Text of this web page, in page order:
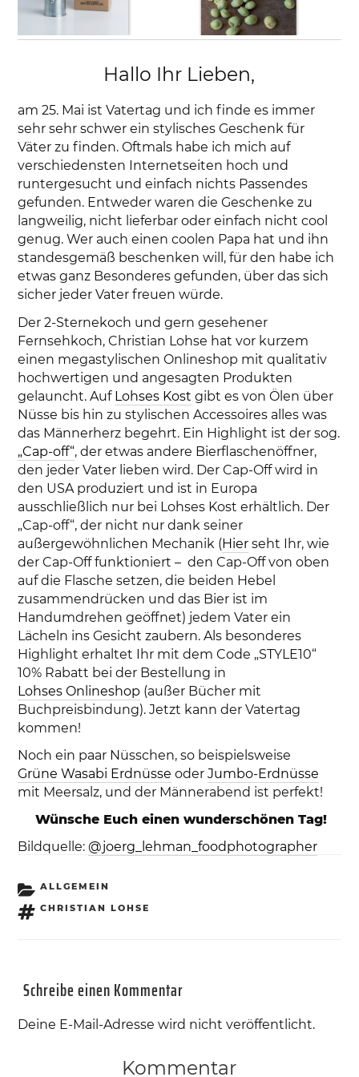
Hallo Ihr Lieben,
am 25. Mai ist Vatertag und ich finde es immer
sehr sehr schwer ein stylisches Geschenk für
Väter zu finden. Oftmals habe ich mich auf
verschiedensten Internetseiten hoch und
runtergesucht und einfach nichts Passendes
gefunden. Entweder waren die Geschenke zu
langweilig, nicht lieferbar oder einfach nicht cool
genug. Wer auch einen coolen Papa hat und ihn
standesgemäß beschenken will, für den habe ich
etwas ganz Besonderes gefunden, über das sich
sicher jeder Vater freuen würde.
Der 2-Sternekoch und gern gesehener
Fernsehkoch, Christian Lohse hat vor kurzem
einen megastylischen Onlineshop mit qualitativ
hochwertigen und angesagten Produkten
gelauncht. Auf Lohses Kost gibt es von Ölen über
Nüsse bis hin zu stylischen Accessoires alles was
das Männerherz begehrt. Ein Highlight ist der sog.
„Cap-off“, der etwas andere Bierflaschenöffner,
den jeder Vater lieben wird. Der Cap-Off wird in
den USA produziert und ist in Europa
ausschließlich nur bei Lohses Kost erhältlich. Der
„Cap-off“, der nicht nur dank seiner
außergewöhnlichen Mechanik (Hier seht Ihr, wie
der Cap-Off funktioniert – den Cap-Off von oben
auf die Flasche setzen, die beiden Hebel
zusammendrücken und das Bier ist im
Handumdrehen geöffnet) jedem Vater ein
Lächeln ins Gesicht zaubern. Als besonderes
Highlight erhaltet Ihr mit dem Code „STYLE10“
10% Rabatt bei der Bestellung in
Lohses Onlineshop (außer Bücher mit
Buchpreisbindung). Jetzt kann der Vatertag
kommen!
Noch ein paar Nüsschen, so beispielsweise
Grüne Wasabi Erdnüsse oderJumbo-Erdnüsse
mit Meersalz, und der Männerabend ist perfekt!
Wünsche Euch einen wunderschönen Tag!
Bildquelle:@joerg_lehman_foodphotographer
KATEGORIEN
ALLGEMEIN
SCHLAGWÖRTER
CHRISTIAN LOHSE
Schreibe einen Kommentar
Deine E-Mail-Adresse wird nicht veröffentlicht.
Kommentar